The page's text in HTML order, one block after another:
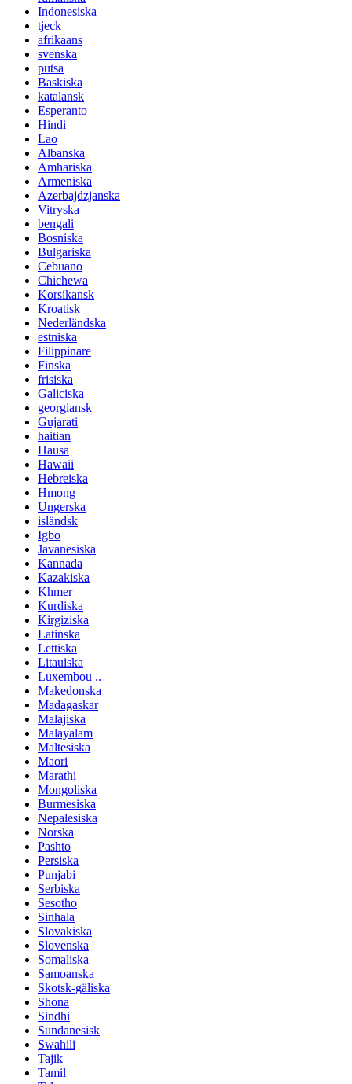
Indonesiska
tjeck
afrikaans
svenska
putsa
Baskiska
katalansk
Esperanto
Hindi
Lao
Albanska
Amhariska
Armeniska
Azerbajdzjanska
Vitryska
bengali
Bosniska
Bulgariska
Cebuano
Chichewa
Korsikansk
Kroatisk
Nederländska
estniska
Filippinare
Finska
frisiska
Galiciska
georgiansk
Gujarati
haitian
Hausa
Hawaii
Hebreiska
Hmong
Ungerska
isländsk
Igbo
Javanesiska
Kannada
Kazakiska
Khmer
Kurdiska
Kirgiziska
Latinska
Lettiska
Litauiska
Luxembou ..
Makedonska
Madagaskar
Malajiska
Malayalam
Maltesiska
Maori
Marathi
Mongoliska
Burmesiska
Nepalesiska
Norska
Pashto
Persiska
Punjabi
Serbiska
Sesotho
Sinhala
Slovakiska
Slovenska
Somaliska
Samoanska
Skotsk-gäliska
Shona
Sindhi
Sundanesisk
Swahili
Tajik
Tamil